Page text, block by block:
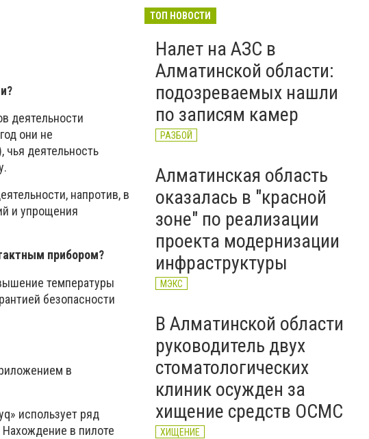
деятельности
они не
деятельность
напротив, в
и упрощения
прибором?
температуры
безопасности
в
использует ряд
Нахождение в пилоте
ЭКОАКЦИЯ
ТОП НОВОСТИ
Налет на АЗС в
Алматинской области:
подозреваемых нашли
по записям камер
РАЗБОЙ
Алматинская область
оказалась в "красной
зоне" по реализации
проекта модернизации
инфраструктуры
МЭКС
В Алматинской области
руководитель двух
стоматологических
клиник осужден за
хищение средств ОСМС
ХИЩЕНИЕ